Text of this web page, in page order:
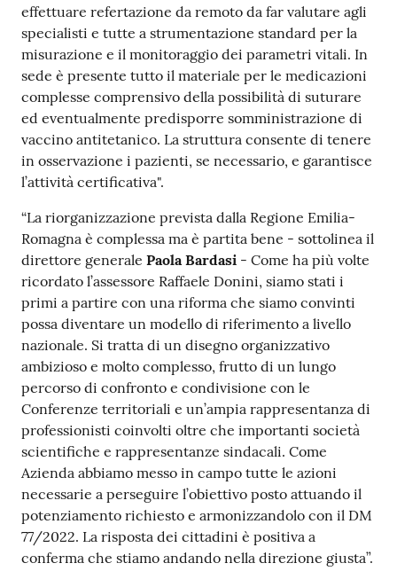
effettuare refertazione da remoto da far valutare agli
specialisti e tutte a strumentazione standard per la
misurazione e il monitoraggio dei parametri vitali. In
sede è presente tutto il materiale per le medicazioni
complesse comprensivo della possibilità di suturare
ed eventualmente predisporre somministrazione di
vaccino antitetanico. La struttura consente di tenere
in osservazione i pazienti, se necessario, e garantisce
l’attività certificativa".
“La riorganizzazione prevista dalla Regione Emilia-
Romagna è complessa ma è partita bene - sottolinea il
direttore generale Paola Bardasi - Come ha più volte
ricordato l’assessore Raffaele Donini, siamo stati i
primi a partire con una riforma che siamo convinti
possa diventare un modello di riferimento a livello
nazionale. Si tratta di un disegno organizzativo
ambizioso e molto complesso, frutto di un lungo
percorso di confronto e condivisione con le
Conferenze territoriali e un’ampia rappresentanza di
professionisti coinvolti oltre che importanti società
scientifiche e rappresentanze sindacali. Come
Azienda abbiamo messo in campo tutte le azioni
necessarie a perseguire l’obiettivo posto attuando il
potenziamento richiesto e armonizzandolo con il DM
77/2022. La risposta dei cittadini è positiva a
conferma che stiamo andando nella direzione giusta”.